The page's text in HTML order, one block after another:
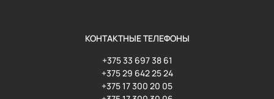
КОНТАКТНЫЕ ТЕЛЕФОНЫ
+375 33 697 38 61
+375 29 642 25 24
+375 17 300 20 05